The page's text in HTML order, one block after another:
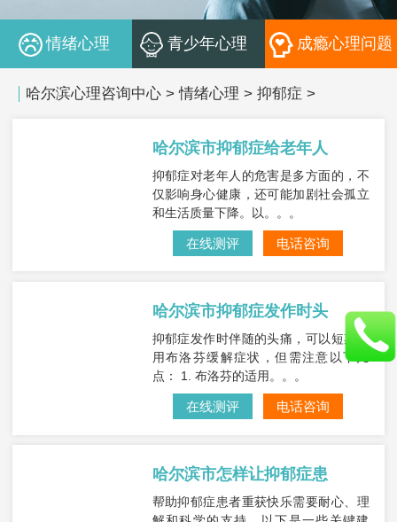
情绪心理 青少年心理 成瘾心理问题
哈尔滨心理咨询中心 >情绪心理 >抑郁症 >
哈尔滨市抑郁症给老年人
抑郁症对老年人的危害是多方面的，不
仅影响身心健康，还可能加剧社会孤立
和生活质量下降。以。。。
在线测评 电话咨询
哈尔滨市抑郁症发作时头
抑郁症发作时伴随的头痛，可以短期服
用布洛芬缓解症状，但需注意以下几
点： 1. 布洛芬的适用。。。
在线测评 电话咨询
哈尔滨市怎样让抑郁症患
帮助抑郁症患者重获快乐需要耐心、理